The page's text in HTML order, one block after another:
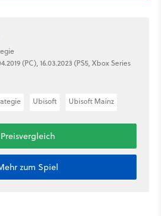
(PC), 16.03.2023 (PS5, Xbox Series
Ubisoft Ubisoft Mainz
Preisvergleich
zum Spiel